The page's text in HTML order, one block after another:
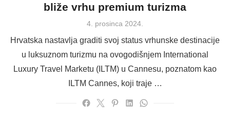
bliže vrhu premium turizma
Posted
4. prosinca 2024.
Hrvatska nastavlja graditi svoj status vrhunske destinacije
u luksuznom turizmu na ovogodišnjem International
Luxury Travel Marketu (ILTM) u Cannesu, poznatom kao
ILTM Cannes, koji traje …